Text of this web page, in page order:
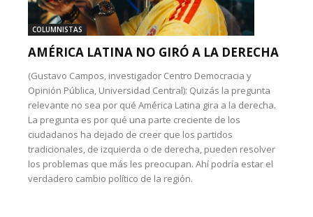
COLUMNISTAS
AMÉRICA LATINA NO GIRÓ A LA DERECHA
(Gustavo Campos, investigador Centro Democracia y
Opinión Pública, Universidad Central): Quizás la pregunta
relevante no sea por qué América Latina gira a la derecha.
La pregunta es por qué una parte creciente de los
ciudadanos ha dejado de creer que los partidos
tradicionales, de izquierda o de derecha, pueden resolver
los problemas que más les preocupan. Ahí podría estar el
verdadero cambio político de la región.